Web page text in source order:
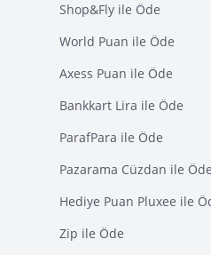
Shop&Fly ile Öde
World Puan ile Öde
Axess Puan ile Öde
Bankkart Lira ile Öde
ParafPara ile Öde
Pazarama Cüzdan ile Öde
Hediye Puan Pluxee ile
Zip ile Öde